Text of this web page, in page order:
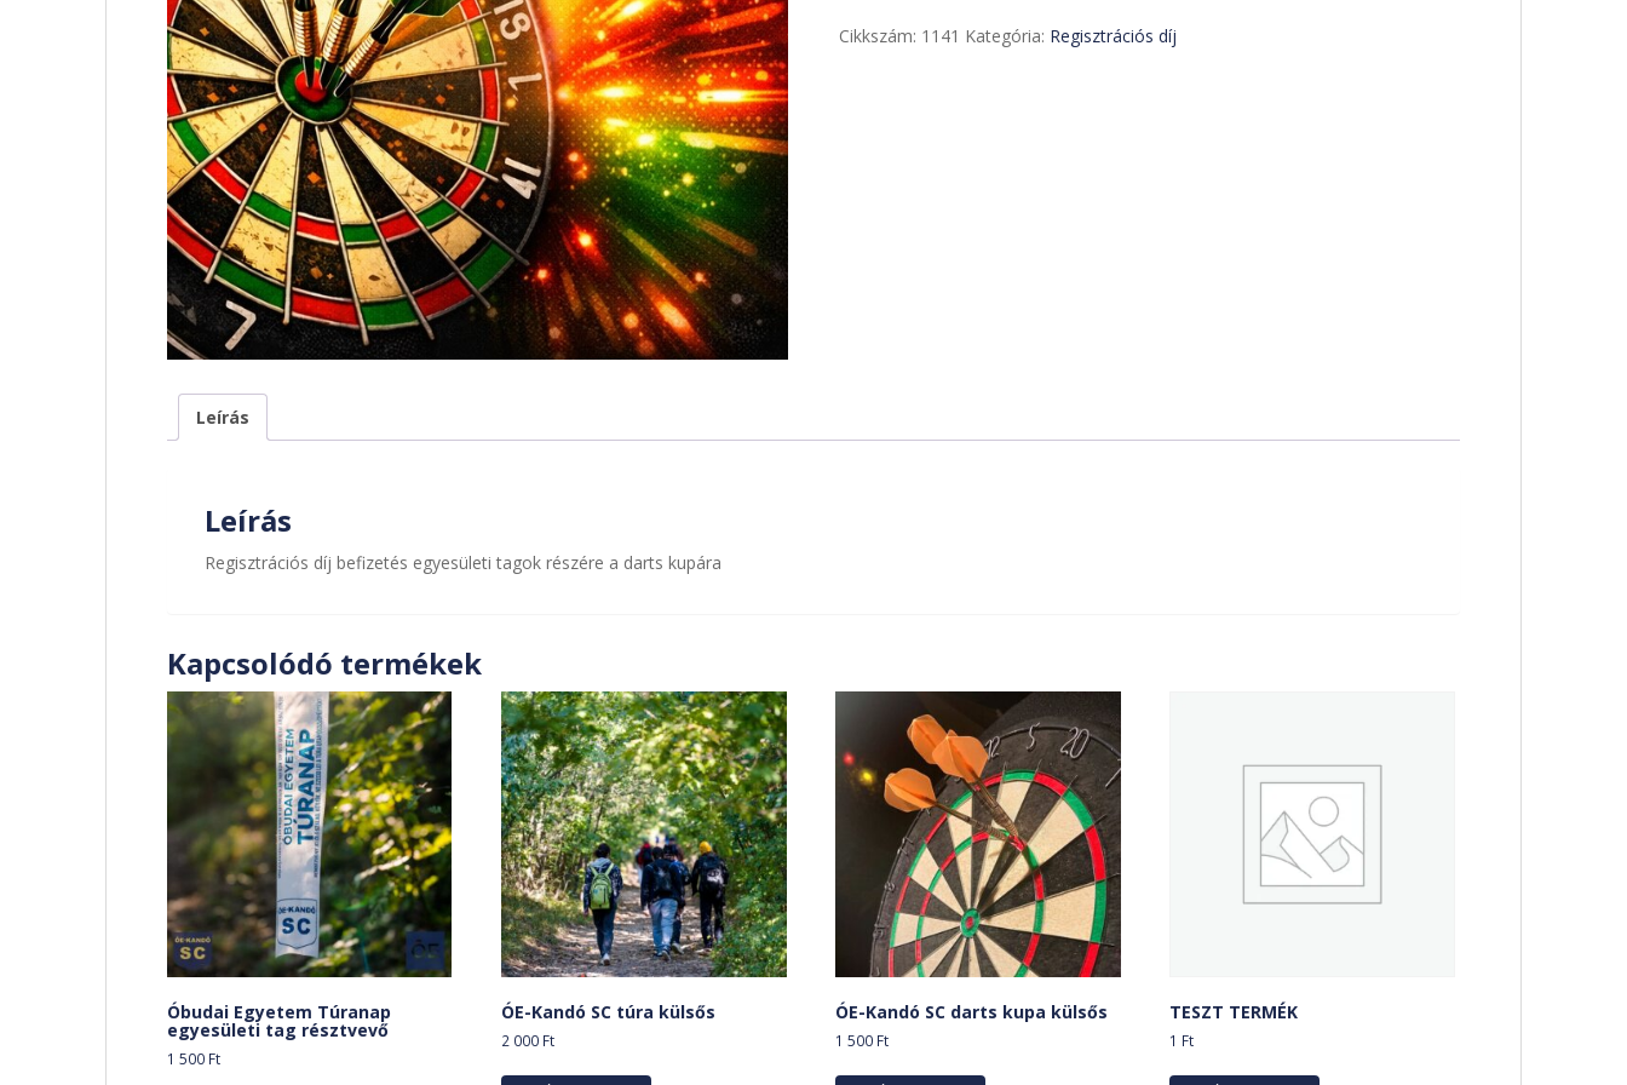
darts
Cikkszám: 1141 Kategória: Regisztrációs díj
Leírás
Leírás
Regisztrációs díj befizetés egyesületi tagok részére a darts kupára
Kapcsolódó termékek
Óbudai Egyetem Túranap
egyesületi tag résztvevő
1 500 Ft
ÓE-Kandó SC túra külsős
2 000 Ft
ÓE-Kandó SC darts kupa külsős
1 500 Ft
TESZT TERMÉK
1 Ft